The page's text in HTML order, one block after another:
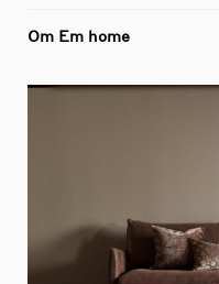
Om Em home